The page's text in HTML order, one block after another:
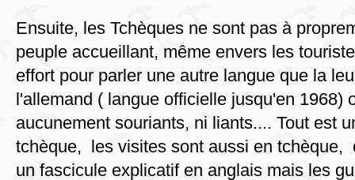
Ensuite, les Tchèques ne sont pas à
peuple accueillant, même envers les
effort pour parler une autre langue que la
l'allemand ( langue officielle jusqu'en 1968)
aucunement souriants, ni liants.... Tout est
tchèque, les visites sont aussi en tchèque,
un fascicule explicatif en anglais mais les